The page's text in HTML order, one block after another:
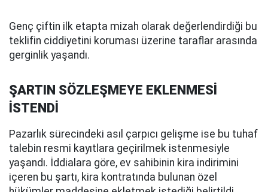
Genç çiftin ilk etapta mizah olarak değerlendirdiği bu
teklifin ciddiyetini koruması üzerine taraflar arasında
gerginlik yaşandı.
ŞARTIN SÖZLEŞMEYE EKLENMESİ
İSTENDİ
Pazarlık sürecindeki asıl çarpıcı gelişme ise bu tuhaf
talebin resmi kayıtlara geçirilmek istenmesiyle
yaşandı. İddialara göre, ev sahibinin kira indirimini
içeren bu şartı, kira kontratında bulunan özel